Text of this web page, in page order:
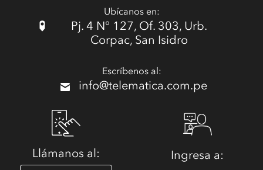
Ubícanos en:
Pj. 4 N° 127, Of. 303, Urb.
Corpac, San Isidro
Escríbenos al:
info@telematica.com.pe
Llámanos al: Ingresa a: